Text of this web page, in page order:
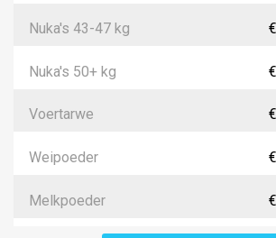
Nuka's 43-47 kg
Nuka's 50+ kg
Voertarwe
Weipoeder
Melkpoeder